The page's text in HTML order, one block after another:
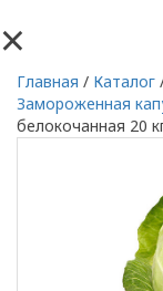
×
Главная / Каталог
Замороженная
белокочанная 20